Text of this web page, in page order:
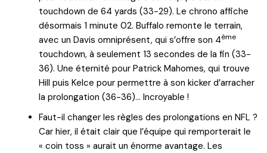
touchdown de 64 yards (33-29). Le chrono affiche
désormais 1 minute 02. Buffalo remonte le terrain,
avec un Davis omniprésent, qui s’offre son 4ème
touchdown, à seulement 13 secondes de la fin (33-
36). Une éternité pour Patrick Mahomes, qui trouve
Hill puis Kelce pour permettre à son kicker d’arracher
la prolongation (36-36)… Incroyable !
Faut-il changer les règles des prolongations en NFL ?
Car hier, il était clair que l’équipe qui remporterait le
« coin toss » aurait un énorme avantage. Les